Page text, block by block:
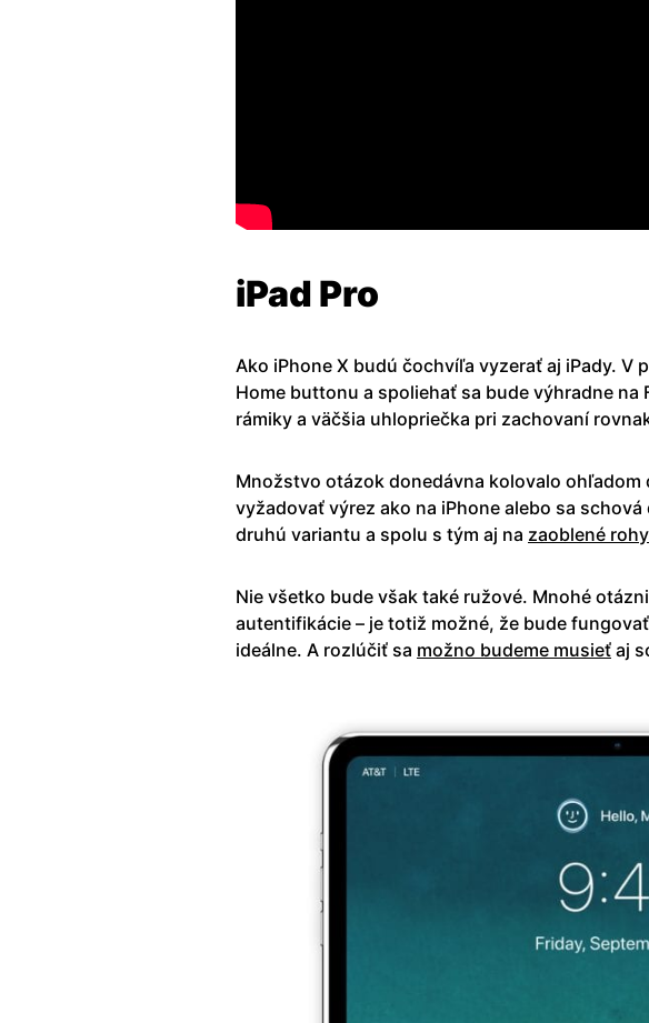
iPad Pro
Ako iPhone X budú čochvíľa vyzerať aj iPady. V
Home buttonu a spoliehať sa bude výhradne na
rámiky a väčšia uhlopriečka pri zachovaní
Množstvo otázok donedávna kolovalo ohľadom
vyžadovať výrez ako na iPhone alebo sa schová
druhú variantu a spolu s tým aj na zaoblené
Nie všetko bude však také ružové. Mnohé
autentifikácie – je totiž možné, že bude
ideálne. A rozlúčiť sa možno budeme musieť aj